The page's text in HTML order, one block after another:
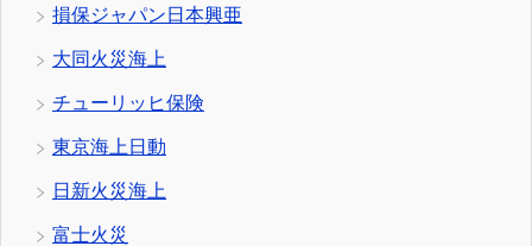
損保ジャパン日本興亜
大同火災海上
チューリッヒ保険
東京海上日動
日新火災海上
富士火災